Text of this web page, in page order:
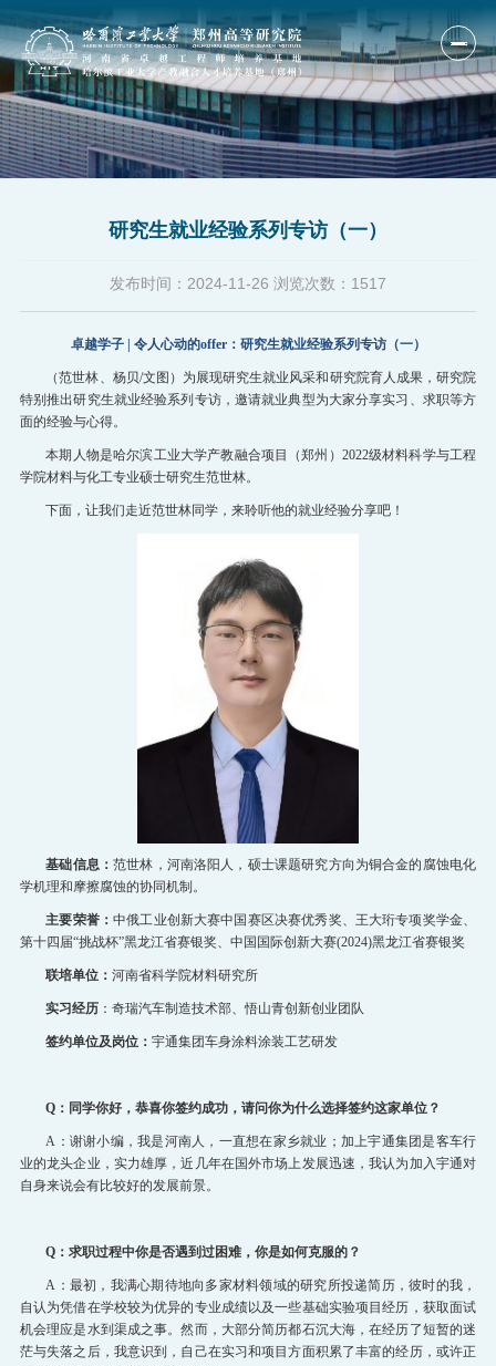
首页
国际合作
新闻公告
人才招聘
招生就业
研究生就业经验系列专访（一）
发布时间： 2024-11-26 浏览次数： 1517
卓越学子 | 令人心动的offer：研究生就业经验系列专访（一）
（范世林、杨贝/文图）为展现研究生就业风采和研究院育人成果，研究院
特别推出研究生就业经验系列专访，邀请就业典型为大家分享实习、求职等方
面的经验与心得。
本期人物是哈尔滨工业大学产教融合项目（郑州）2022级材料科学与工程
学院材料与化工专业硕士研究生范世林。
下面，让我们走近范世林同学，来聆听他的就业经验分享吧！
基础信息：范世林，河南洛阳人，硕士课题研究方向为铜合金的腐蚀电化
学机理和摩擦腐蚀的协同机制。
主要荣誉：中俄工业创新大赛中国赛区决赛优秀奖、王大珩专项奖学金、
第十四届“挑战杯”黑龙江省赛银奖、中国国际创新大赛(2024)黑龙江省赛银奖
联培单位：河南省科学院材料研究所
实习经历 ：奇瑞汽车制造技术部、悟山青创新创业团队
签约单位及岗位：宇通集团车身涂料涂装工艺研发
Q：同学你好，恭喜你签约成功，请问你为什么选择签约这家单位？
A：谢谢小编，我是河南人，一直想在家乡就业；加上宇通集团是客车行
业的龙头企业，实力雄厚，近几年在国外市场上发展迅速，我认为加入宇通对
自身来说会有比较好的发展前景。
Q：求职过程中你是否遇到过困难，你是如何克服的？
A：最初，我满心期待地向多家材料领域的研究所投递简历，彼时的我，
自认为凭借在学校较为优异的专业成绩以及一些基础实验项目经历，获取面试
机会理应是水到渠成之事。然而，大部分简历都石沉大海，在经历了短暂的迷
茫与失落之后，我意识到，自己在实习和项目方面积累了丰富的经历，或许正